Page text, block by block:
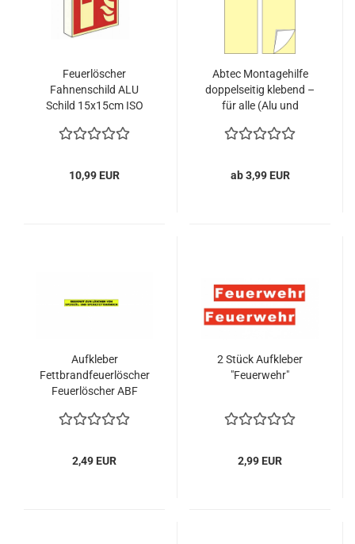
Feuerlöscher
Fahnenschild ALU
Schild 15x15cm ISO
10,99 EUR
Abtec Montagehilfe
doppelseitig klebend –
für alle (Alu und
und Nasenschilder
ab 3,99 EUR
Aufkleber
Fettbrandfeuerlöscher
Feuerlöscher ABF
Feuerlöscher
2,49 EUR
2 Stück Aufkleber
"Feuerwehr"
2,99 EUR